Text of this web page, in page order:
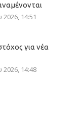
14:51
για νέα
2026, 14:48